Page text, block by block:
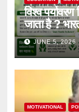
विश्व
जाता है ?
JUNE 5, 2026
MOTIVATIONAL